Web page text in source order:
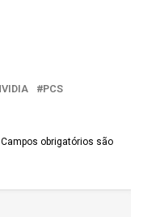
PCS
Campos obrigatórios são